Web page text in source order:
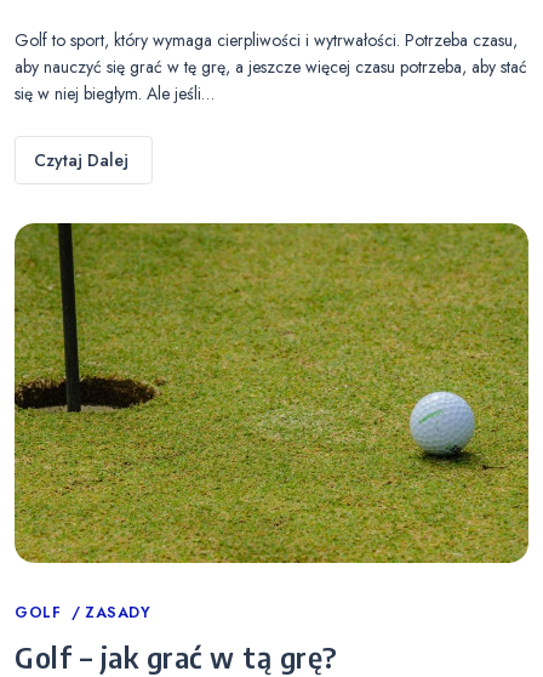
Golf to sport, który wymaga cierpliwości i wytrwałości. Potrzeba czasu,
aby nauczyć się grać w tę grę, a jeszcze więcej czasu potrzeba, aby stać
się w niej biegłym. Ale jeśli…
Czytaj Dalej
Categories
GOLF ZASADY
Golf – jak grać w tą grę?